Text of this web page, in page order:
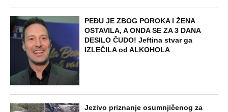
PEĐU JE ZBOG POROKA I ŽENA
OSTAVILA, A ONDA SE ZA 3 DANA
DESILO ČUDO! Jeftina stvar ga
IZLEČILA od ALKOHOLA
Jezivo priznanje osumnjičenog za